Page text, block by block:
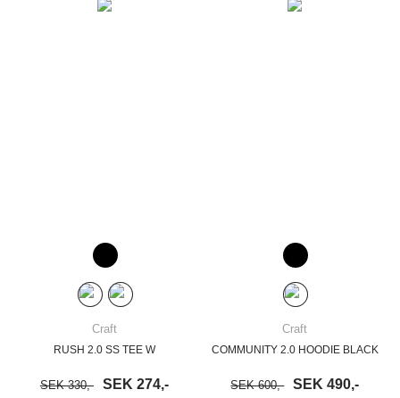
Craft
RUSH 2.0 SS TEE W
SEK 330,- SEK 274,-
Craft
COMMUNITY 2.0 HOODIE BLACK
SEK 600,- SEK 490,-